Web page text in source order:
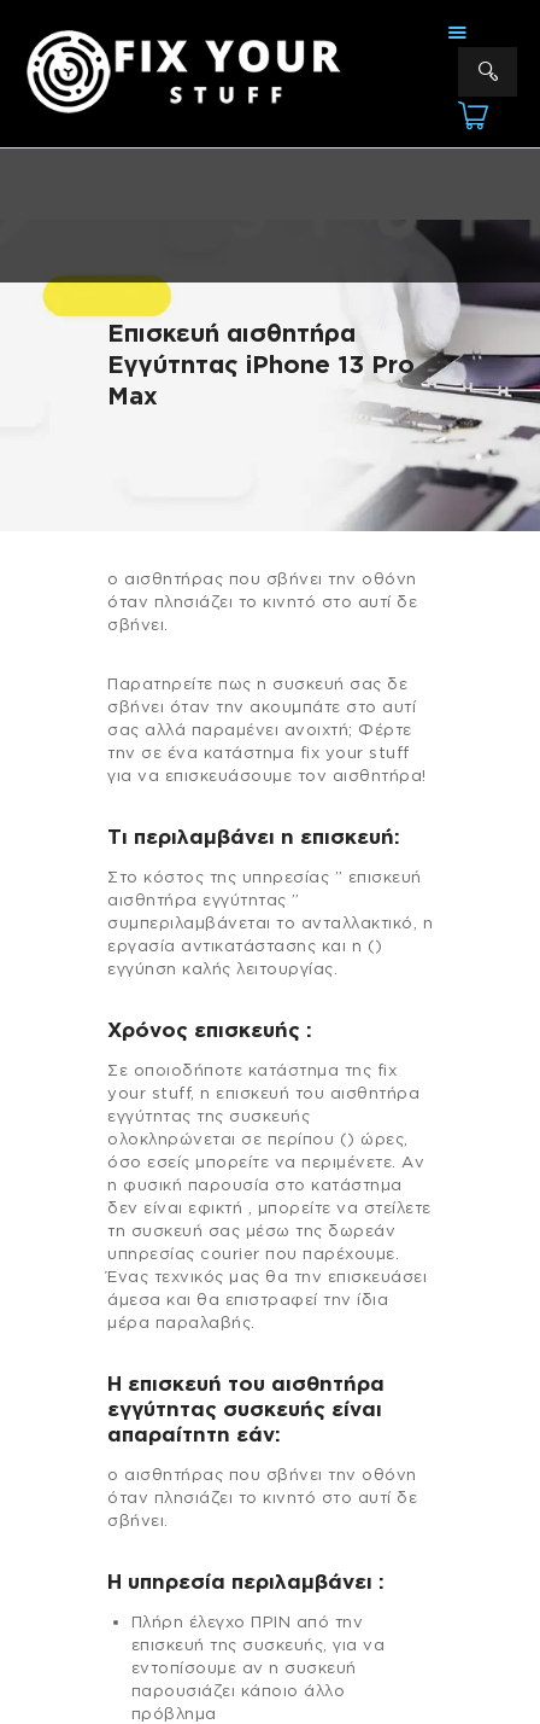
FIX YOUR STUFF
Επισκευές & Πωλήσεις Ηλεκτρονικών Συσκευών &Αξεσουάρ
ΥΠΗΡΕΣΙΕΣ
ΕΠΙΚΟΙΝΩΝΙΑ
Επισκευή αισθητήρα
Εγγύτητας iPhone 13 Pro
Max
ο αισθητήρας που σβήνει την οθόνη
όταν πλησιάζει το κινητό στο αυτί δε
σβήνει.
Παρατηρείτε πως η συσκευή σας δε
σβήνει όταν την ακουμπάτε στο αυτί
σας αλλά παραμένει ανοιχτή; Φέρτε
την σε ένα κατάστημα fix your stuff
για να επισκευάσουμε τον αισθητήρα!
Τι περιλαμβάνει η επισκευή:
Στo κόστος της υπηρεσίας ” επισκευή
αισθητήρα εγγύτητας ”
συμπεριλαμβάνεται το ανταλλακτικό, η
εργασία αντικατάστασης και η ()
εγγύηση καλής λειτουργίας.
Χρόνος επισκευής :
Σε οποιοδήποτε κατάστημα της fix
your stuff, η επισκευή του αισθητήρα
εγγύτητας της συσκευής
ολοκληρώνεται σε περίπου () ώρες,
όσο εσείς μπορείτε να περιμένετε. Αν
η φυσική παρουσία στο κατάστημα
δεν είναι εφικτή , μπορείτε να στείλετε
τη συσκευή σας μέσω της δωρεάν
υπηρεσίας courier που παρέχουμε.
Ένας τεχνικός μας θα την επισκευάσει
άμεσα και θα επιστραφεί την ίδια
μέρα παραλαβής.
Η επισκευή του αισθητήρα
εγγύτητας συσκευής είναι
απαραίτητη εάν:
ο αισθητήρας που σβήνει την οθόνη
όταν πλησιάζει το κινητό στο αυτί δε
σβήνει.
H υπηρεσία περιλαμβάνει :
Πλήρη έλεγχο ΠΡΙΝ από την
επισκευή της συσκευής, για να
εντοπίσουμε αν η συσκευή
παρουσιάζει κάποιο άλλο
πρόβλημα